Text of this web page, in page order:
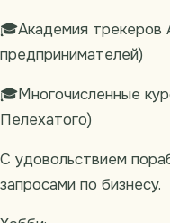
🎓Академия трекеров
предпринимателей)
🎓Многочисленные
Пелехатого)
C удовольствием
запросами по бизнесу.